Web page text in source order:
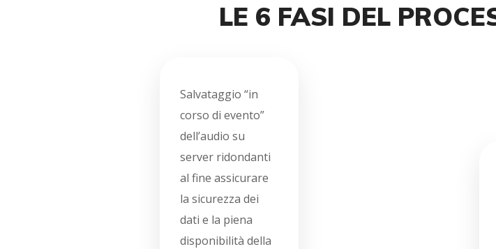
LE 6 FASI DEL
Salvataggio “in
corso di evento”
dell’audio su
server ridondanti
al fine assicurare
la sicurezza dei
dati e la piena
disponibilità della